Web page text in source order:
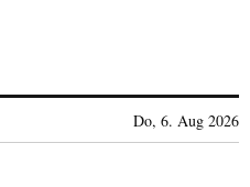
Do, 6. Aug 2026